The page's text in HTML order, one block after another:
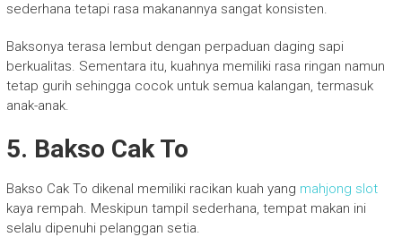
sederhana tetapi rasa makanannya sangat konsisten.
Baksonya terasa lembut dengan perpaduan daging sapi
berkualitas. Sementara itu, kuahnya memiliki rasa ringan namun
tetap gurih sehingga cocok untuk semua kalangan, termasuk
anak-anak.
5. Bakso Cak To
Bakso Cak To dikenal memiliki racikan kuah yang mahjong slot
kaya rempah. Meskipun tampil sederhana, tempat makan ini
selalu dipenuhi pelanggan setia.